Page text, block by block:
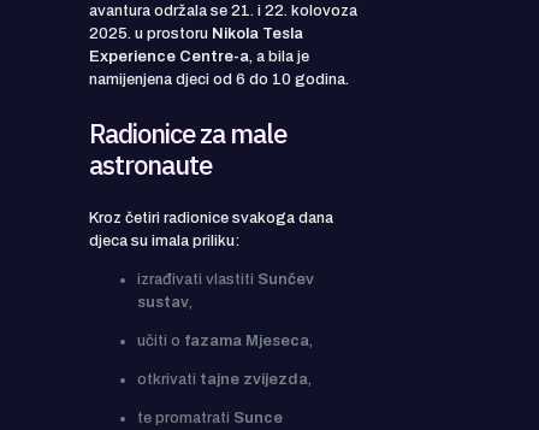
avantura održala se 21. i 22. kolovoza
2025. u prostoru Nikola Tesla
Experience Centre-a, a bila je
namijenjena djeci od 6 do 10 godina.
Radionice za male
astronaute
Kroz četiri radionice svakoga dana
djeca su imala priliku:
izrađivati vlastiti Sunčev
sustav,
učiti o fazama Mjeseca,
otkrivati tajne zvijezda,
te promatrati Sunce